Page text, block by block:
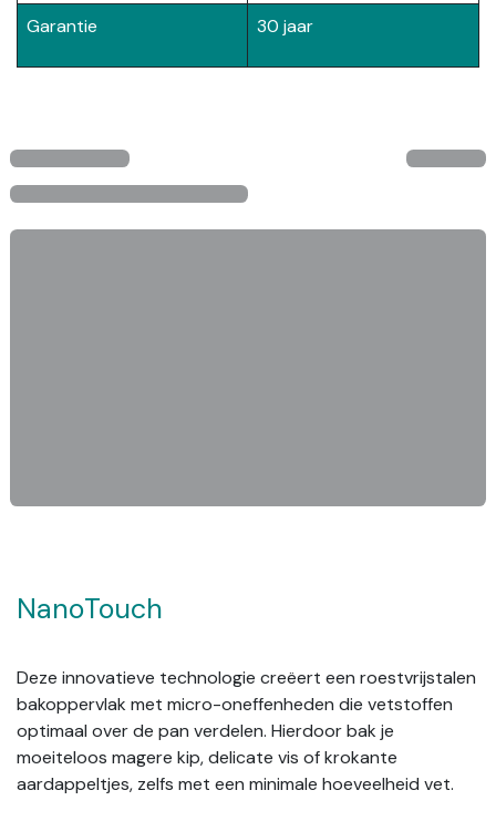
Garantie 30 jaar
NanoTouch
Deze innovatieve technologie creëert een roestvrijstalen
bakoppervlak met micro-oneffenheden die vetstoffen
optimaal over de pan verdelen. Hierdoor bak je
moeiteloos magere kip, delicate vis of krokante
aardappeltjes, zelfs met een minimale hoeveelheid vet.